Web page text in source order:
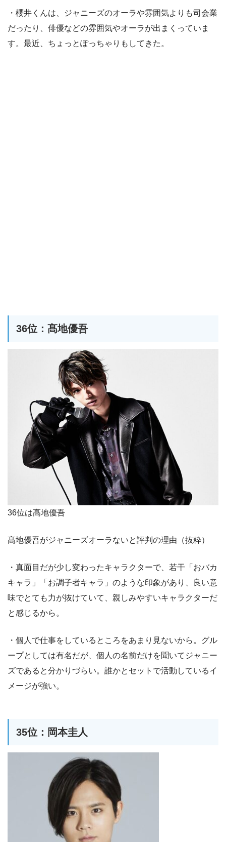
・櫻井くんは、ジャニーズのオーラや雰囲気よりも司会業
だったり、俳優などの雰囲気やオーラが出まくっていま
す。最近、ちょっとぽっちゃりもしてきた。
36位：髙地優吾
36位は髙地優吾
髙地優吾がジャニーズオーラないと評判の理由（抜粋）
・真面目だが少し変わったキャラクターで、若干「おバカ
キャラ」「お調子者キャラ」のような印象があり、良い意
味でとても力が抜けていて、親しみやすいキャラクターだ
と感じるから。
・個人で仕事をしているところをあまり見ないから。グル
ープとしては有名だが、個人の名前だけを聞いてジャニー
ズであると分かりづらい。誰かとセットで活動しているイ
メージが強い。
35位：岡本圭人